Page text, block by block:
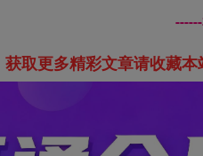
取更多精彩文章请收藏本